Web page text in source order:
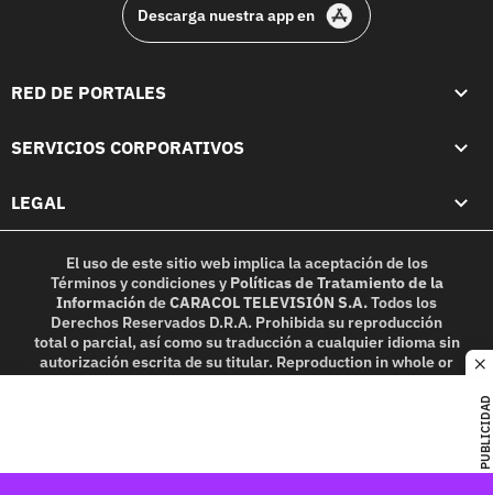
PUBLICIDAD
Descarga nuestra app en
RED DE PORTALES
SERVICIOS CORPORATIVOS
LEGAL
El uso de este sitio web implica la aceptación de los
Términos y condicionesy Políticas de Tratamiento de la
InformacióndeCARACOL TELEVISIÓN S.A.Todos los
Derechos Reservados D.R.A. Prohibida su reproducción
total o parcial, así como su traducción a cualquier idioma sin
autorización escrita de su titular. Reproduction in whole or